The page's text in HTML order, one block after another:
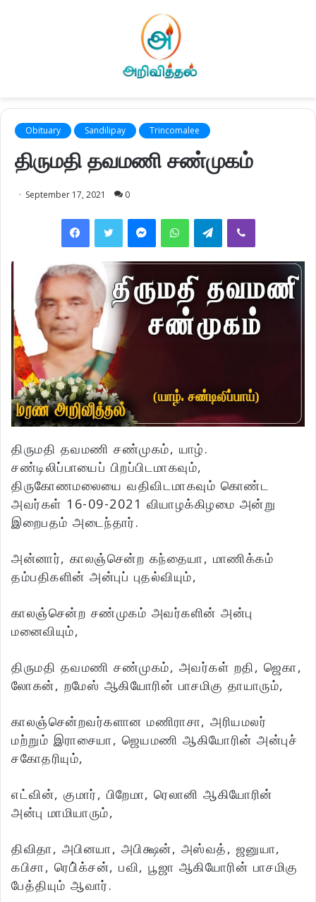
Obituary Sandilipay Trincomalee
திருமதி தவமணி சண்முகம்
September 17, 2021 0
FacebookTwitter MessengerWhatsAppTelegramViber
திருமதி தவமணி சண்முகம், யாழ்.
சண்டிலிப்பாயைப் பிறப்பிடமாகவும்,
திருகோணமலையை வதிவிடமாகவும் கொண்ட
அவர்கள் 16-09-2021 வியாழக்கிழமை அன்று
இறைபதம் அடைந்தார்.
அன்னார், காலஞ்சென்ற கந்தையா, மாணிக்கம்
தம்பதிகளின் அன்புப் புதல்வியும்,
காலஞ்சென்ற சண்முகம் அவர்களின் அன்பு
மனைவியும்,
திருமதி தவமணி சண்முகம், அவர்கள் றதி, ஜெகா,
லோகன், றமேஸ் ஆகியோரின் பாசமிகு தாயாரும்,
காலஞ்சென்றவர்களான மணிராசா, அரியமலர்
மற்றும் இராசையா, ஜெயமணி ஆகியோரின் அன்புச்
சகோதரியும்,
எட்வின், குமார், பிறேமா, ரெலானி ஆகியோரின்
அன்பு மாமியாரும்,
திவிதா, அபினயா, அபிக்ஷன், அஸ்வத், ஜனுயா,
கபிசா, ரெபி்க்சன், பவி, பூஜா ஆகியோரின் பாசமிகு
பேத்தியும் ஆவார்.